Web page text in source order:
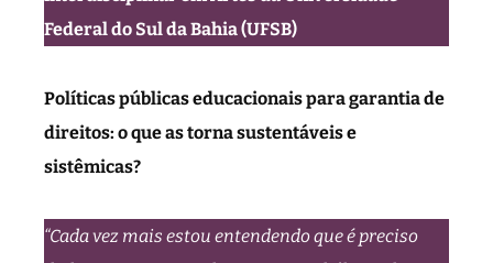
Federal do Sul da Bahia (UFSB)
Políticas públicas educacionais para garantia de
direitos: o que as torna sustentáveis e
sistêmicas?
“Cada vez mais estou entendendo que é preciso